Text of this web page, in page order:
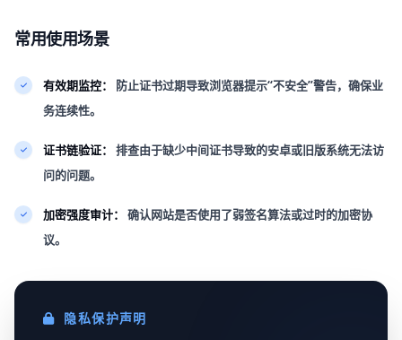
常用使用场景
有效期监控：
防止证书过期导致浏览器提示“不安全”警告，确保业
务连续性。
证书链验证：
排查由于缺少中间证书导致的安卓或旧版系统无法访
问的问题。
加密强度审计：
确认网站是否使用了弱签名算法或过时的加密协
议。
隐私保护声明